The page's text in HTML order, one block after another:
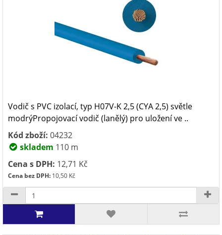
Vodič s PVC izolací, typ H07V-K 2,5 (CYA 2,5) světle
modrýPropojovací vodič (lanělý) pro uložení ve ..
Kód zboží: 04232
skladem 110 m
Cena s DPH: 12,71 Kč
Cena bez DPH: 10,50 Kč